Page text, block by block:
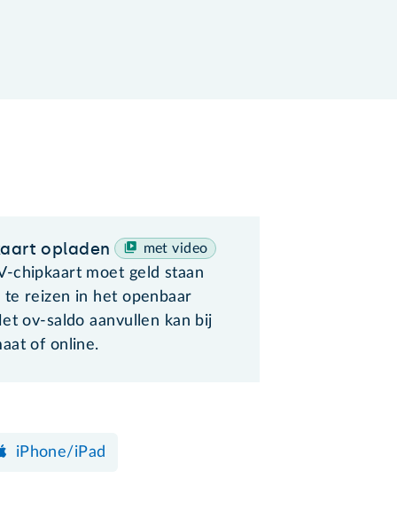
met video
opladen
chipkaart moet geld staan
te reizen in het openbaar
ov-saldo aanvullen kan bij
of online.
iPhone/iPad